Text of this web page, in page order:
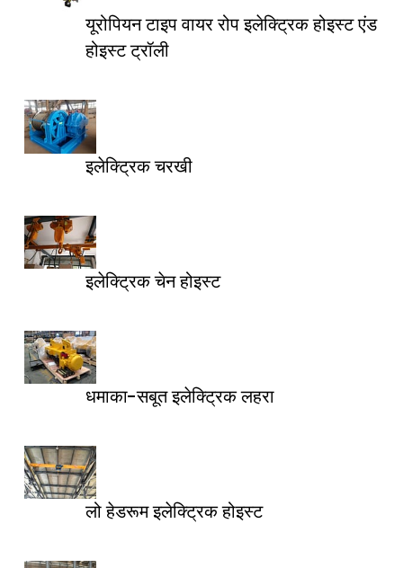
यूरोपियन टाइप वायर रोप इलेक्ट्रिक होइस्ट एंड
होइस्ट ट्रॉली
इलेक्ट्रिक चरखी
इलेक्ट्रिक चेन होइस्ट
धमाका-सबूत इलेक्ट्रिक लहरा
लो हेडरूम इलेक्ट्रिक होइस्ट